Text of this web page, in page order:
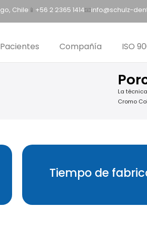
Chile 📱 +56 2 2365 1414📧info@schulz-
Pacientes Compañía ISO
La
Cromo
Tiempo de5 días hábiles